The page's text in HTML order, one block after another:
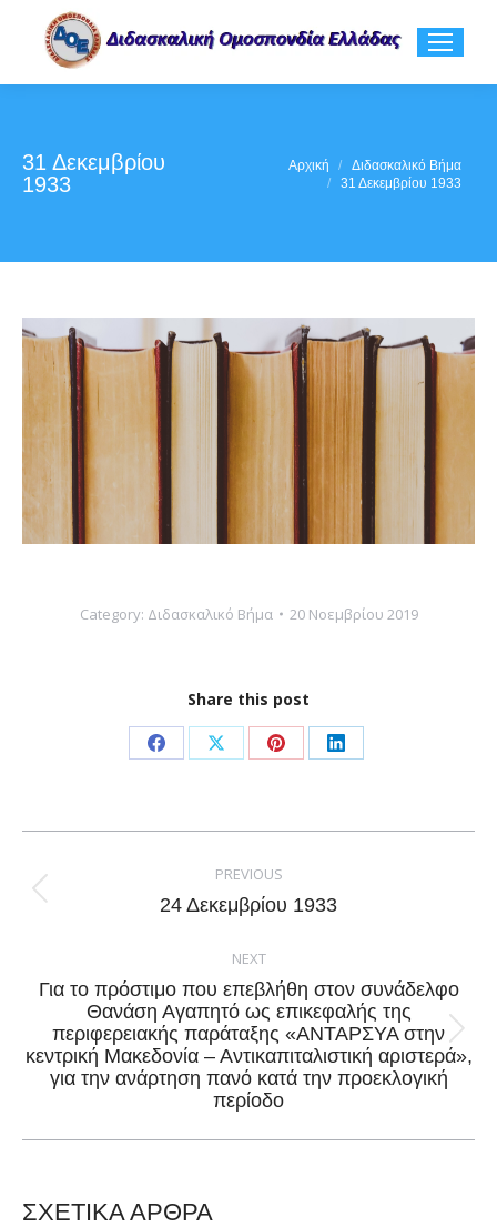
31 Δεκεμβρίου
1933
Αρχική
Διδασκαλικό Βήμα
31 Δεκεμβρίου 1933
Category: Διδασκαλικό Βήμα 20 Νοεμβρίου 2019
Share this post
Share
Facebook
Share
X
Share
Pinterest
Share
LinkedIn
navigation
PREVIOUS
Previous
24 Δεκεμβρίου 1933
NEXT
Next
post:
Για το πρόστιμο που επεβλήθη στον συνάδελφο
Θανάση Αγαπητό ως επικεφαλής της
περιφερειακής παράταξης «ΑΝΤΑΡΣΥΑ στην
κεντρική Μακεδονία – Αντικαπιταλιστική αριστερά»,
για την ανάρτηση πανό κατά την προεκλογική
περίοδο
ΣΧΕΤΙΚΑ ΑΡΘΡΑ